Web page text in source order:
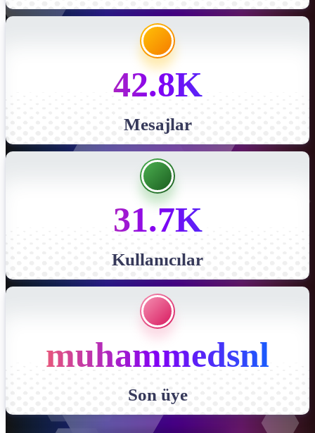
42.8K
Mesajlar
31.7K
Kullanıcılar
muhammedsnl
Son üye